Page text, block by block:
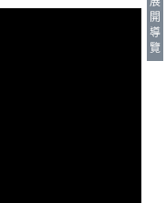
開
導
覽